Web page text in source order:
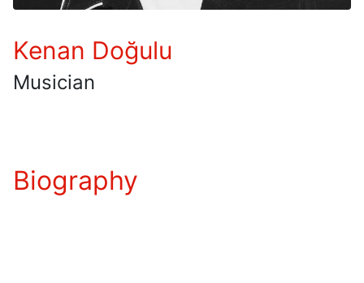
Kenan Doğulu
Musician
Biography